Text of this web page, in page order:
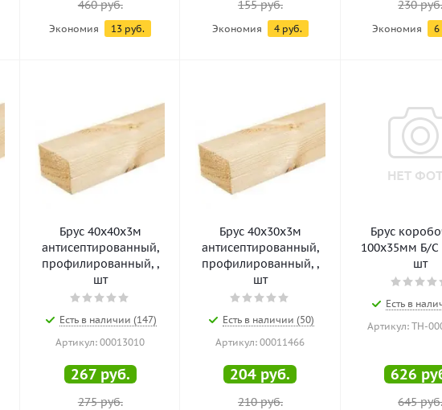
460руб.
Экономия 13 руб.
155руб.
Экономия 4руб.
230руб.
Экономия 6
Брус 40х40х3м
антисептированный,
профилированный, ,
шт
Есть в наличии (147)
Артикул: 00013010
267руб.
275руб.
Брус 40х30х3м
антисептированный,
профилированный, ,
шт
Есть в наличии (50)
Артикул: 00011466
204 руб.
210руб.
Брус
100х35мм Б/С
шт
Есть в
Артикул: ТН-
626
645руб.